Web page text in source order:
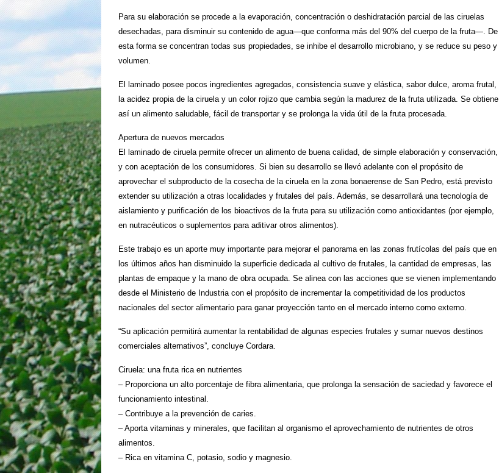
Para su elaboración se procede a la evaporación, concentración o deshidratación parcial de las ciruelas
desechadas, para disminuir su contenido de agua—que conforma más del 90% del cuerpo de la fruta—. De
esta forma se concentran todas sus propiedades, se inhibe el desarrollo microbiano, y se reduce su peso y
volumen.
El laminado posee pocos ingredientes agregados, consistencia suave y elástica, sabor dulce, aroma frutal,
la acidez propia de la ciruela y un color rojizo que cambia según la madurez de la fruta utilizada. Se obtiene
así un alimento saludable, fácil de transportar y se prolonga la vida útil de la fruta procesada.
Apertura de nuevos mercados
El laminado de ciruela permite ofrecer un alimento de buena calidad, de simple elaboración y conservación,
y con aceptación de los consumidores. Si bien su desarrollo se llevó adelante con el propósito de
aprovechar el subproducto de la cosecha de la ciruela en la zona bonaerense de San Pedro, está previsto
extender su utilización a otras localidades y frutales del país. Además, se desarrollará una tecnología de
aislamiento y purificación de los bioactivos de la fruta para su utilización como antioxidantes (por ejemplo,
en nutracéuticos o suplementos para aditivar otros alimentos).
Este trabajo es un aporte muy importante para mejorar el panorama en las zonas frutícolas del país que en
los últimos años han disminuido la superficie dedicada al cultivo de frutales, la cantidad de empresas, las
plantas de empaque y la mano de obra ocupada. Se alinea con las acciones que se vienen implementando
desde el Ministerio de Industria con el propósito de incrementar la competitividad de los productos
nacionales del sector alimentario para ganar proyección tanto en el mercado interno como externo.
“Su aplicación permitirá aumentar la rentabilidad de algunas especies frutales y sumar nuevos destinos
comerciales alternativos”, concluye Cordara.
Ciruela: una fruta rica en nutrientes
– Proporciona un alto porcentaje de fibra alimentaria, que prolonga la sensación de saciedad y favorece el
funcionamiento intestinal.
– Contribuye a la prevención de caries.
– Aporta vitaminas y minerales, que facilitan al organismo el aprovechamiento de nutrientes de otros
alimentos.
– Rica en vitamina C, potasio, sodio y magnesio.